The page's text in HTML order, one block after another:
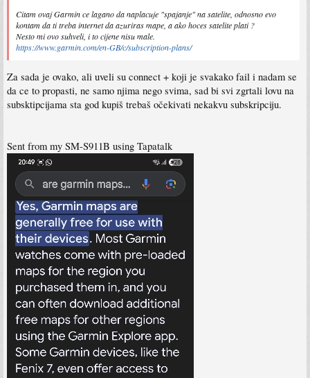
Citam ovaj Garmin ce lagano da naplacuje "spajanje" na satelite, odnosno evo
kontam da ti treba internet da azuriras mape, a ako hoces satelite plati ?
Nesto mi ovo suhveli, i to cijene nisu male.
https://www.garmin.com/en-GB/c/subscription-plans/
Za sada je ovako, ali uveli su connect + koji je svakako fail i nadam se
da ce to propasti, ne samo njima nego svima, sad bi svi zgrtali lovu na
subsktipcijama sta god kupiš trebaš očekivati nekakvu subskripciju.
Sent from my SM-S911B using Tapatalk